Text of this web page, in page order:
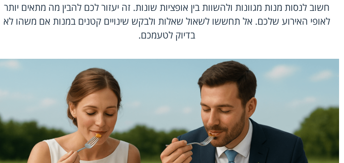
חשוב לנסות מנות מגוונות ולהשוות בין אופציות שונות. זה יעזור לכם להבין מה מתאים יותר
לאופי האירוע שלכם. אל תחששו לשאול שאלות ולבקש שינויים קטנים במנות אם משהו לא
בדיוק לטעמכם.